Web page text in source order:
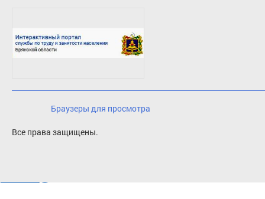
Браузеры для просмотра
Все права защищены.